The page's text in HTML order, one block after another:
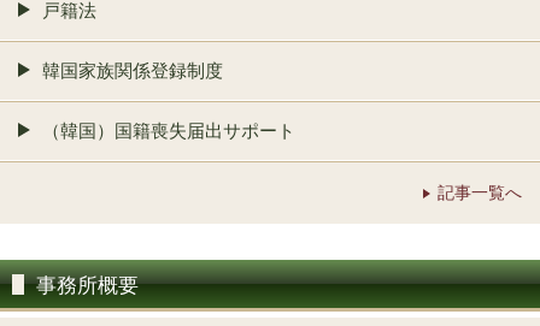
戸籍法
韓国家族関係登録制度
（韓国）国籍喪失届出サポート
記事一覧へ
事務所概要